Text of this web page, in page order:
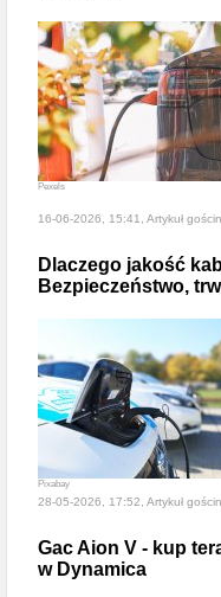
Pexels
16-06-2026, 15:41, Artykuł
Dlaczego jakość
Bezpieczeństwo,
Pixabay
28-05-2026, 17:52, Artykuł
Gac Aion V - kup
w Dynamica